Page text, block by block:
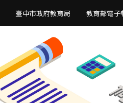
臺中市政府教育局 教育部電子